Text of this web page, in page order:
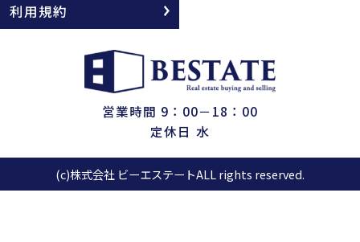
利用規約
営業時間 9：00－18：00
定休日 水
(c)株式会社 ビーエステートALL rights reserved.